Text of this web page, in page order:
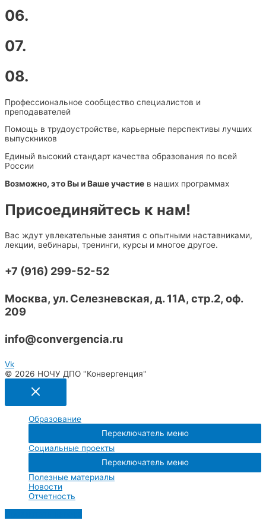
06.
07.
08.
Профессиональное сообщество специалистов и
преподавателей
Помощь в трудоустройстве, карьерные перспективы лучших
выпускников
Единый высокий стандарт качества образования по всей
России
Возможно, это Вы и Ваше участие в наших программах
Присоединяйтесь к нам!
Вас ждут увлекательные занятия с опытными наставниками,
лекции, вебинары, тренинги, курсы и многое другое.
+7 (916) 299-52-52​
Москва, ул. Селезневская, д. 11А, стр.2, оф.
209​
info@convergencia.ru​
Vk
© 2026 НОЧУ ДПО "Конвергенция"
Образование
Переключатель меню
Социальные проекты
Переключатель меню
Полезные материалы
Новости
Отчетность